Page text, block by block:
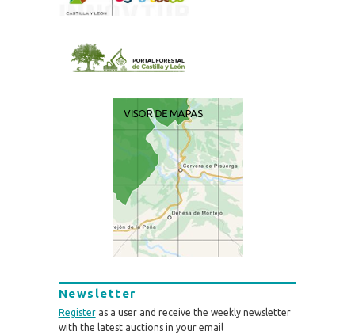
Newsletter
Registeras a user and receive the weekly newsletter
with the latest auctions in your email